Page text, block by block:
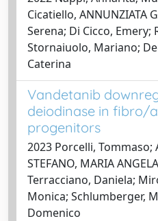
Cicatiello, ANNUNZIATA
Serena; Di Cicco, Emery;
Stornaiuolo, Mariano;
Caterina
Vandetanib
deiodinase in fibro/
progenitors
2023 Porcelli, Tommaso;
STEFANO, MARIA
Terracciano, Daniela;
Monica; Schlumberger,
Domenico